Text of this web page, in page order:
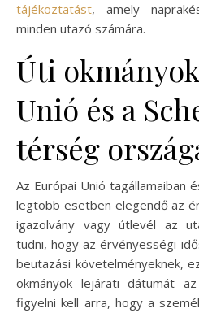
tájékoztatást, amely
minden utazó számára.
Úti
Unió és a
térség
Az Európai Unió tagállamaiban
legtöbb esetben elegendő az
igazolvány vagy útlevél az
tudni, hogy az érvényességi
beutazási követelményeknek,
okmányok lejárati dátumát
figyelni kell arra, hogy a